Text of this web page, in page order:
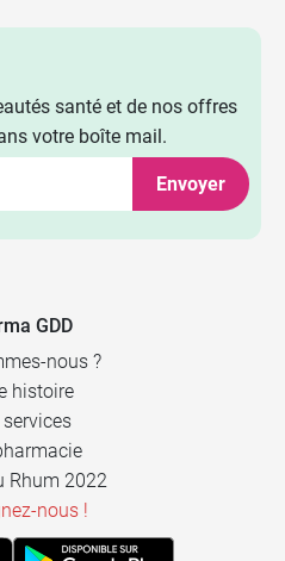
santé et de nos offres
votre boîte mail.
Envoyer
GDD
nous ?
histoire
Rhum 2022
nous !